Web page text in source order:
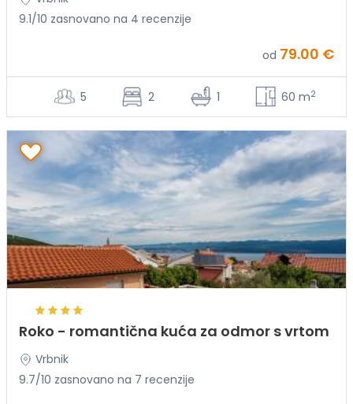
9.1/10 zasnovano na 4 recenzije
od 79.00 €
5 2 1 60 m2
Roko - romantična kuća za odmor s vrtom
Vrbnik
9.7/10 zasnovano na 7 recenzije